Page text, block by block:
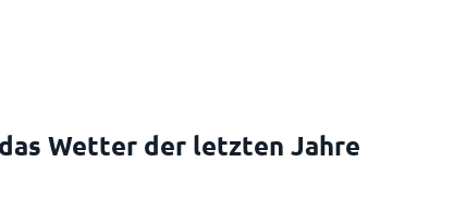
Wetter der letzten Jahre